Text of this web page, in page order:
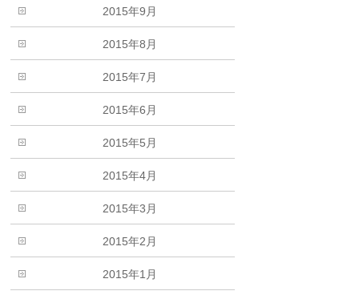
2015年9月
2015年8月
2015年7月
2015年6月
2015年5月
2015年4月
2015年3月
2015年2月
2015年1月